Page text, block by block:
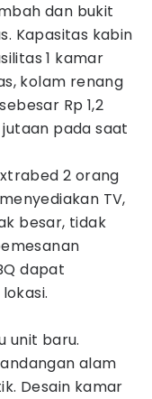
dan bukit
Kapasitas kabin
1 kamar
kolam renang
Rp 1,2
jutaan pada saat
2 orang
TV,
besar, tidak
dapat
unit baru.
alam
Desain kamar